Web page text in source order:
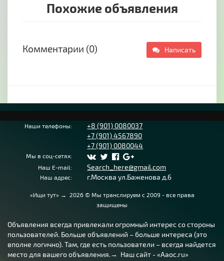
автомобиля на наличие ошибок
- Оформление договора купли-продажи
финансово защитим автомобиль в сложных
Обращайтесь!
Похожие объявления
Комментарии (0) Написать
Наши телефоны:
+8 (901) 0080037
+7 (901) 4567890
+7 (901) 0080044
Мы в соц-сетях:
Наш E-mail:
Search_here@gmail.com
Наш адрес: г.Москва ул.Баженова д.6
«Ищи тут» → 2026© Мы транслируем с 2009 - все права
защищены
Объявления всегда привлекали огромный интерес со стороны
пользователей. Больше объявлений – больше интереса (это
вполне логично). Там, где есть пользователи – всегда найдется
место для вашего объявления.→ Наш сайт - «Aaoc.ru»